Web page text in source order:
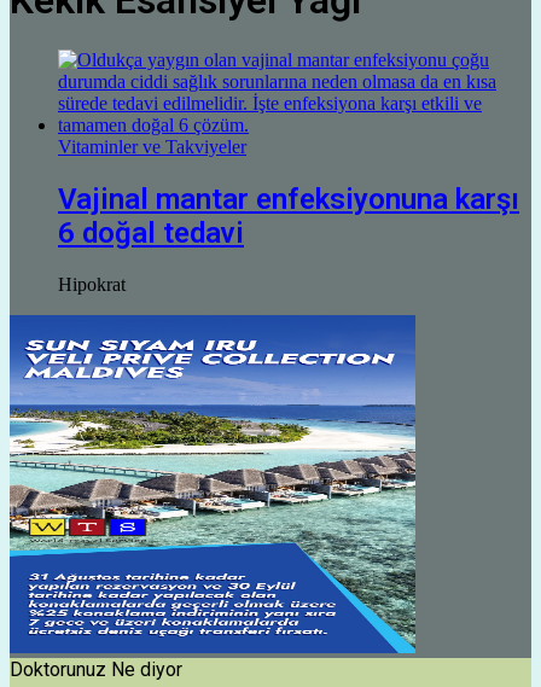
Vitaminler ve Takviyeler
Vajinal mantar enfeksiyonuna karşı
6 doğal tedavi
Hipokrat
Doktorunuz Ne diyor